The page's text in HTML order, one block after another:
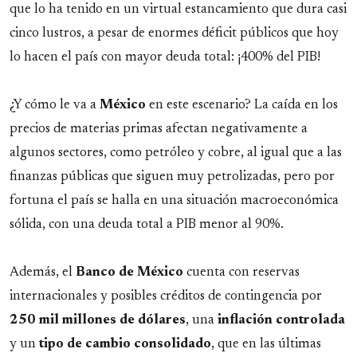
que lo ha tenido en un virtual estancamiento que dura casi
cinco lustros, a pesar de enormes déficit públicos que hoy
lo hacen el país con mayor deuda total: ¡400% del PIB!
¿Y cómo le va a México en este escenario? La caída en los
precios de materias primas afectan negativamente a
algunos sectores, como petróleo y cobre, al igual que a las
finanzas públicas que siguen muy petrolizadas, pero por
fortuna el país se halla en una situación macroeconómica
sólida, con una deuda total a PIB menor al 90%.
Además, el Banco de México cuenta con reservas
internacionales y posibles créditos de contingencia por
250 mil millones de dólares, una inflación controlada
y un tipo de cambio consolidado, que en las últimas